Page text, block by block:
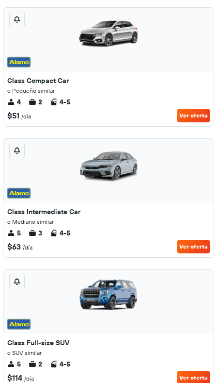
Class Compact Car
o Pequeño similar
4 2 4-5
$51 /día Ver oferta
Class Intermediate Car
o Mediano similar
5 3 4-5
$63 /día Ver oferta
Class Full-size SUV
o SUV similar
5 2 4-5
$114 /día Ver oferta